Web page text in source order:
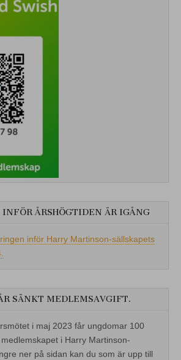
ÅRSHÖGTIDEN ÄR IGÅNG
inför Harry Martinson-sällskapets
SÄNKT MEDLEMSAVGIFT.
i maj 2023 får ungdomar 100
i Harry Martinson-
ner på sidan kan du som är upp till